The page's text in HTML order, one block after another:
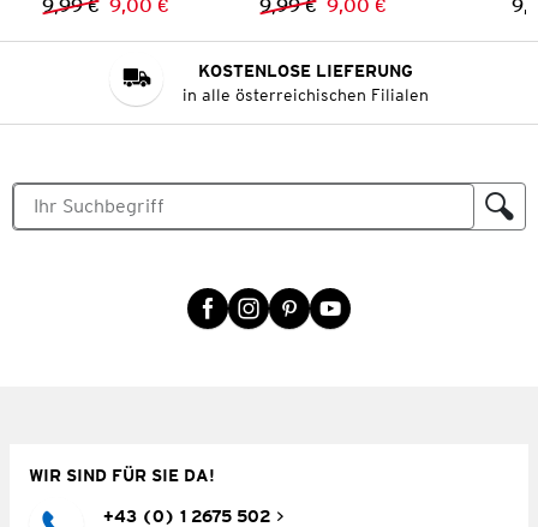
Vorheriger Preis:
9,99 € Neuer Preis:
9,00 € Vorheriger Preis:
9,99 € Neuer Preis:
9,00 €
KOSTENLOSE LIEFERUNG
in alle österreichischen Filialen
WIR SIND FÜR SIE DA!
+43 (0) 1 2675 502